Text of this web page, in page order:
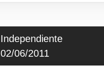
Independiente
02/06/2011